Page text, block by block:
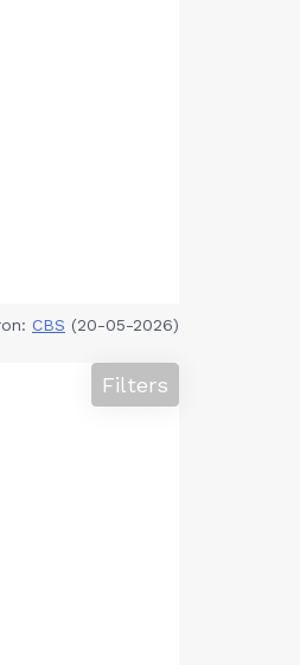
CBS (20-05-2026)
Filters